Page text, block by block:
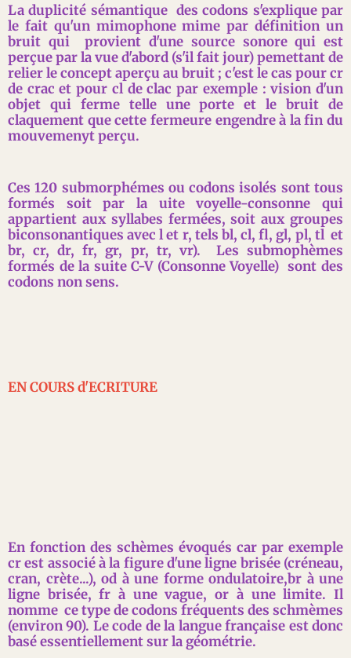
La duplicité sémantique des codons s'explique par
le fait qu'un mimophone mime par définition un
bruit qui provient d'une source sonore qui est
perçue par la vue d'abord (s'il fait jour) pemettant de
relier le concept aperçu au bruit ; c'est le cas pour cr
de crac et pour cl de clac par exemple : vision d'un
objet qui ferme telle une porte et le bruit de
claquement que cette fermeure engendre à la fin du
mouvemenyt perçu.
Ces 120 submorphémes ou codons isolés sont tous
formés soit par la uite voyelle-consonne qui
appartient aux syllabes fermées, soit aux groupes
biconsonantiques avec l et r, tels bl, cl, fl, gl, pl, tl et
br, cr, dr, fr, gr, pr, tr, vr). Les submophèmes
formés de la suite C-V (Consonne Voyelle) sont des
codons non sens.
EN COURS d'ECRITURE
En fonction des schèmes évoqués car par exemple
cr est associé à la figure d'une ligne brisée (créneau,
cran, crète...), od à une forme ondulatoire,br à une
ligne brisée, fr à une vague, or à une limite. Il
nomme ce type de codons fréquents des schmèmes
(environ 90). Le code de la langue française est donc
basé essentiellement sur la géométrie.